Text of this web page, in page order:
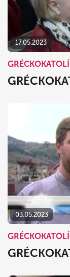
17.05.2023
03.05.2023